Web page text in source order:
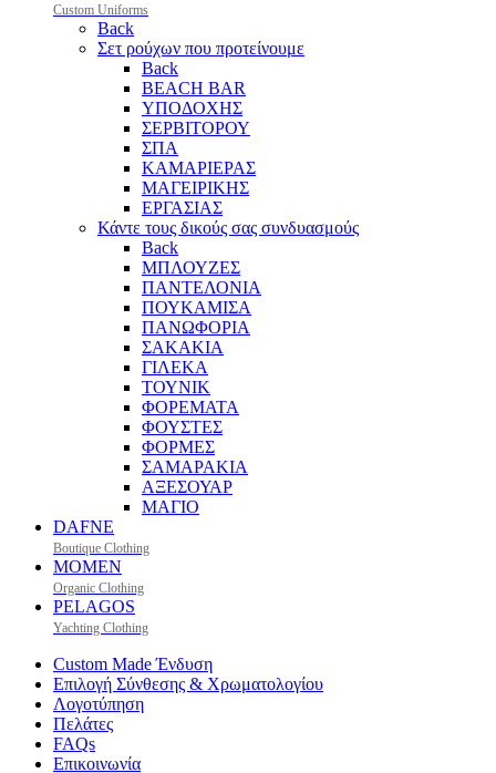
Custom Uniforms
Back
Σετ ρούχων που προτείνουμε
Back
BEACH BAR
ΥΠΟΔΟΧΗΣ
ΣΕΡΒΙΤΟΡΟΥ
ΣΠΑ
ΚΑΜΑΡΙΕΡΑΣ
ΜΑΓΕΙΡΙΚΗΣ
ΕΡΓΑΣΙΑΣ
Κάντε τους δικούς σας συνδυασμούς
Back
ΜΠΛΟΥΖΕΣ
ΠΑΝΤΕΛΟΝΙΑ
ΠΟΥΚΑΜΙΣΑ
ΠΑΝΩΦΟΡΙΑ
ΣΑΚΑΚΙΑ
ΓΙΛΕΚΑ
ΤΟΥΝΙΚ
ΦΟΡΕΜΑΤΑ
ΦΟΥΣΤΕΣ
ΦΟΡΜΕΣ
ΣΑΜΑΡΑΚΙΑ
ΑΞΕΣΟΥΑΡ
ΜΑΓΙΟ
DAFNE
Boutique Clothing
MOMEN
Organic Clothing
PELAGOS
Yachting Clothing
Custom Made Ένδυση
Επιλογή Σύνθεσης & Χρωματολογίου
Λογοτύπηση
Πελάτες
FAQs
Επικοινωνία